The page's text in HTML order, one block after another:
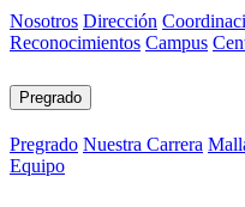
Nosotros Dirección
Reconocimientos Campus
Pregrado
Pregrado Nuestra Carrera
Equipo